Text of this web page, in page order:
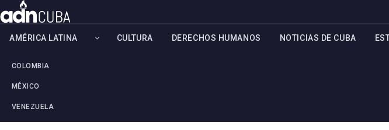
AMÉRICA LATINA
COLOMBIA
MÉXICO
VENEZUELA
CULTURA DERECHOS HUMANOS NOTICIAS DE CUBA